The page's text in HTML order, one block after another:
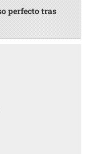
perfecto tras